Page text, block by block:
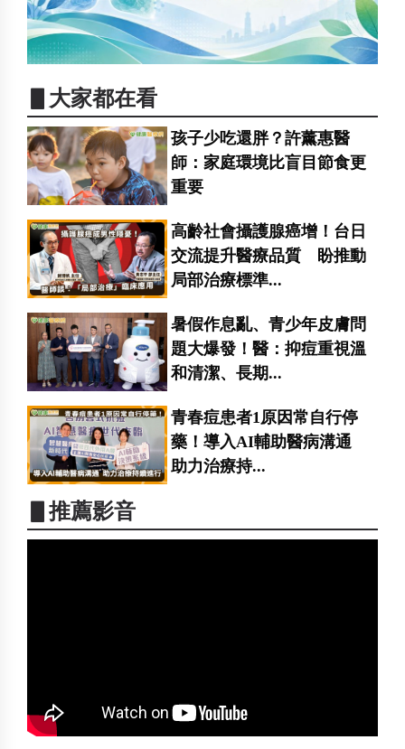
▋大家都在看
孩子少吃還胖？許薰惠醫
師：家庭環境比盲目節食更
重要
高齡社會攝護腺癌增！台日
交流提升醫療品質 盼推動
局部治療標準...
暑假作息亂、青少年皮膚問
題大爆發！醫：抑痘重視溫
和清潔、長期...
青春痘患者1原因常自行停
藥！導入AI輔助醫病溝通
助力治療持...
▋推薦影音